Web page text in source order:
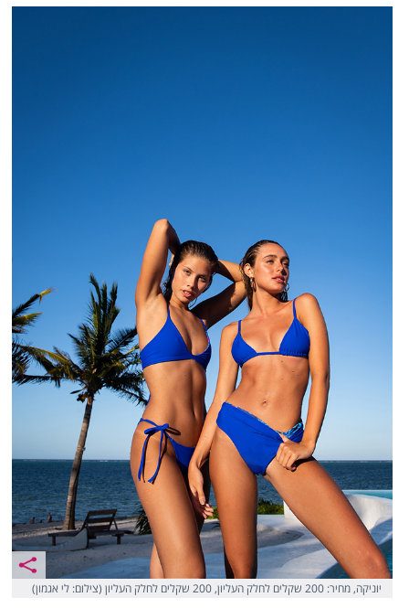
יוניקה, מחיר: 200 שקלים לחלק העליון, 200 שקלים לחלק העליון (צילום: לי אגמון)